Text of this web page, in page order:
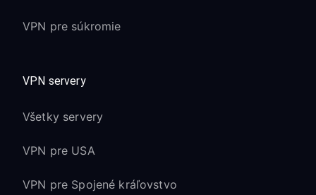
VPN pre súkromie
VPN servery
Všetky servery
VPN pre USA
VPN pre Spojené kráľovstvo